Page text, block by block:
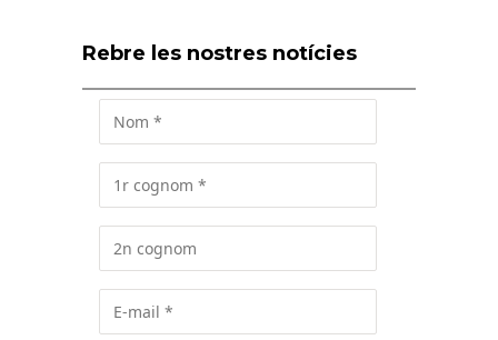
Rebre les nostres notícies